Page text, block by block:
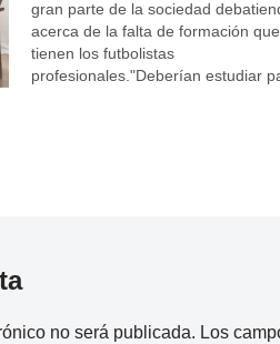
gran parte de la sociedad
acerca de la falta de formación que
tienen los futbolistas
profesionales."Deberían estudiar
no será publicada. Los